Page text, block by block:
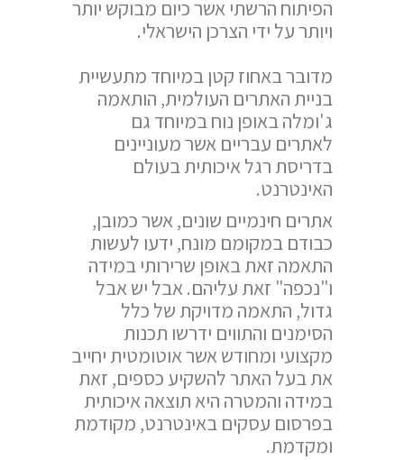
הפיתוח הרשתי אשר כיום מבוקש יותר
ויותר על ידי הצרכן הישראלי.
מדובר באחוז קטן במיוחד מתעשיית
בניית האתרים העולמית, הותאמה
ג'ומלה באופן נוח במיוחד גם
לאתרים עבריים אשר מעוניינים
בדריסת רגל איכותית בעולם
האינטרנט.
אתרים חינמיים שונים, אשר כמובן,
כבודם במקומם מונח, ידעו לעשות
התאמה זאת באופן שרירותי במידה
ו"נכפה" זאת עליהם. אבל יש אבל
גדול, התאמה מדויקת של כלל
הסימנים והתווים ידרשו תכנות
מקצועי ומחודש אשר אוטומטית יחייב
את בעל האתר להשקיע כספים, זאת
במידה והמטרה היא תוצאה איכותית
בפרסום עסקים באינטרנט, מקודמת
ומקדמת.